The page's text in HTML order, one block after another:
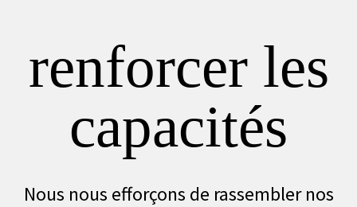
renforcer les
capacités
Nous nous efforçons de rassembler nos